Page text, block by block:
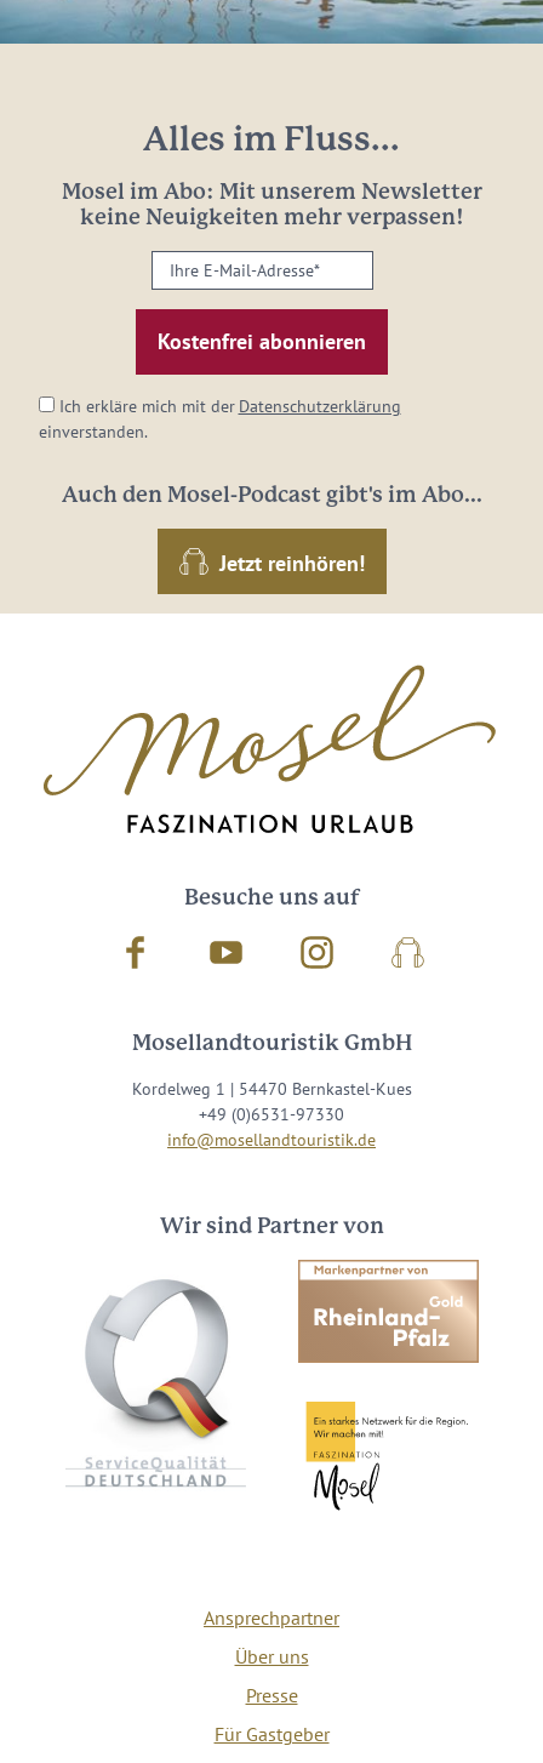
Alles im Fluss...
Mosel im Abo: Mit unserem Newsletter
keine Neuigkeiten mehr verpassen!
Ihre
E-
Mail-
Adresse:
Ich erkläre mich mit der Datenschutzerklärung
einverstanden.
Auch den Mosel-Podcast gibt's im Abo...
Jetzt reinhören!
Besuche uns auf
Facebook Youtube InstagramPodcast
Mosellandtouristik GmbH
Kordelweg 1 | 54470 Bernkastel-Kues
+49 (0)6531-97330
info@mosellandtouristik.de
Wir sind Partner von
Ansprechpartner
Über uns
Presse
Für Gastgeber